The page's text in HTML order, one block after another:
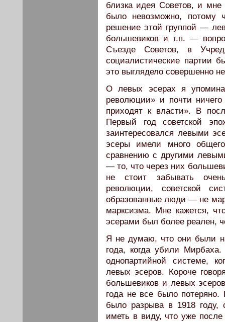
близка идея Советов, и
было невозможно, потому
решение этой группой —
большевиков и т.п. —
Съезде Советов, в
социалистические
это выглядело совершенно
О левых эсерах я
революции» и почти
приходят к власти». В
Первый год советской
заинтересовался левыми
эсеры имели много
сравнению с другими
— то, что через них
не стоит забывать
революции, советской
образованные люди — не
марксизма. Мне кажется,
эсерами был более реален,
Я не думаю, что они были
года, когда убили
однопартийной системе,
левых эсеров. Короче
большевиков и левых
года не все было
было разрыва в 1918
иметь в виду, что уже